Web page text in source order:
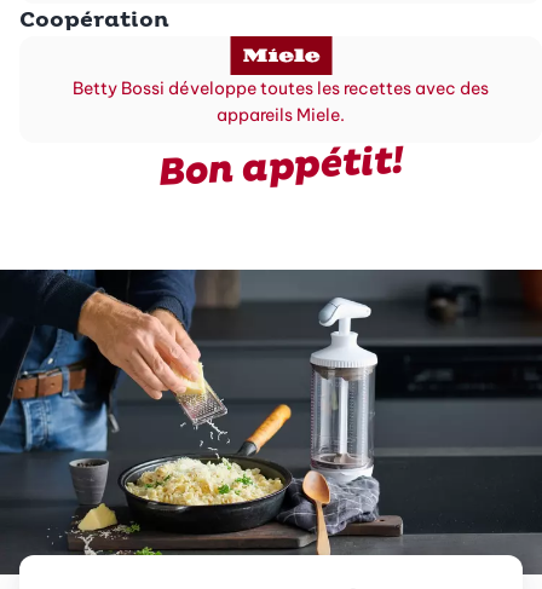
Coopération
Betty Bossi développe toutes les recettes avec des
appareils Miele.
Bon appétit!